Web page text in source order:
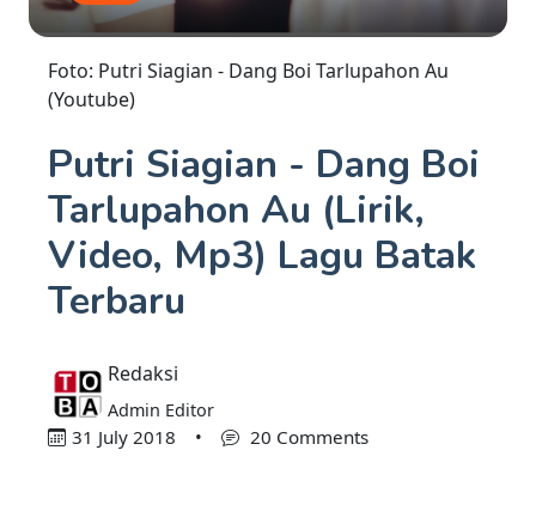
Foto: Putri Siagian - Dang Boi Tarlupahon Au
(Youtube)
Putri Siagian - Dang Boi
Tarlupahon Au (Lirik,
Video, Mp3) Lagu Batak
Terbaru
Redaksi
Admin Editor
31 July 2018 • 20 Comments